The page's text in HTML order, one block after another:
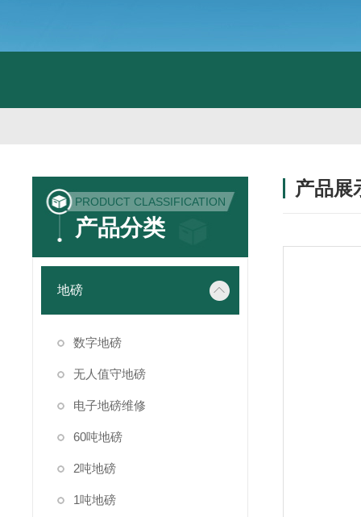
PRODUCT CLASSIFICATION
产品分类
地磅
数字地磅
无人值守地磅
电子地磅维修
60吨地磅
2吨地磅
1吨地磅
产品展